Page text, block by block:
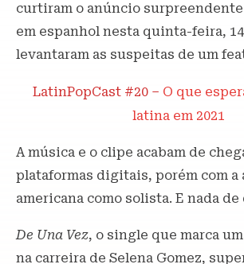
curtiram o anúncio
em espanhol nesta quinta-feira,
levantaram as suspeitas de um
LatinPopCast #20 – O que
latina em 2021
A música e o clipe acabam de
plataformas digitais, porém com a
americana como solista. E nada de
De Una Vez, o single que marca
na carreira de Selena Gomez,